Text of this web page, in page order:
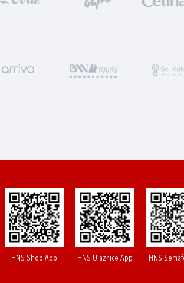
HNS Shop App HNS Ulaznice App HNS